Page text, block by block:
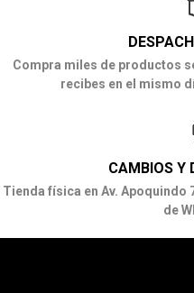
Compra miles de productos
recibes en el mismo
CAMBIOS Y
Tienda física en Av. Apoquindo
de